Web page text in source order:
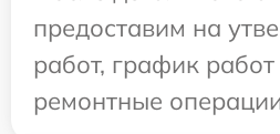
предоставим на
работ, график
ремонтные